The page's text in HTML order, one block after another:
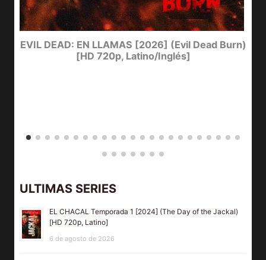
EVIL DEAD: EN LLAMAS [2026] (Evil Dead Burn)
[HD 720p, Latino/Inglés]
ULTIMAS SERIES
EL CHACAL Temporada 1 [2024] (The Day of the Jackal)
[HD 720p, Latino]
6 de agosto de 2026